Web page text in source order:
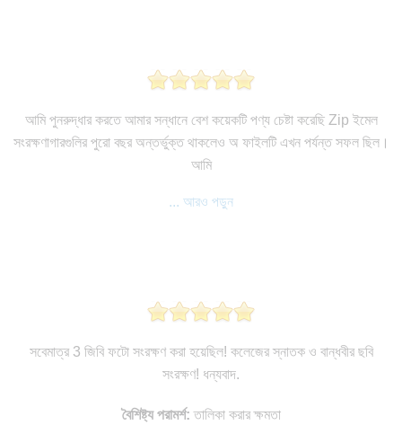
আমি পুনরুদ্ধার করতে আমার সন্ধানে বেশ কয়েকটি পণ্য চেষ্টা করেছি Zip ইমেল
সংরক্ষণাগারগুলির পুরো বছর অন্তর্ভুক্ত থাকলেও অ ফাইলটি এখন পর্যন্ত সফল ছিল।
আমি
... আরও পড়ুন
সবেমাত্র 3 জিবি ফটো সংরক্ষণ করা হয়েছিল! কলেজের স্নাতক ও বান্ধবীর ছবি
সংরক্ষণ! ধন্যবাদ.
বৈশিষ্ট্য পরামর্শ: তালিকা করার ক্ষমতা